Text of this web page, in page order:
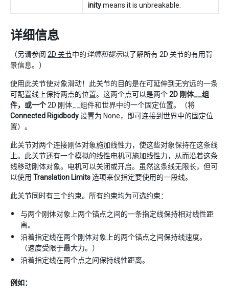
initymeans it is unbreakable.
详细信息
（另请参阅 2D 关节中的详情和提示以了解所有 2D 关节的有用背
景信息。）
使用此关节使对象滑动！此关节的目的是在可延伸到无穷远的一条
可配置线上保持两点的位置。这两个点可以是两个2D 刚体__组
件，或一个2D 刚体__组件和世界中的一个固定位置。（将
Connected Rigidbody设置为 None，即可连接到世界中的固定位
置）。
此关节对两个连接刚体对象施加线性力，使这些对象保持在这条线
上。此关节还有一个模拟的线性电机可施加线性力，从而沿着这条
线移动刚体对象。电机可以关闭或开启。虽然这条线无限长，但可
以使用 Translation Limits选项来仅指定要使用的一段线。
此关节同时有三个约束。所有约束均为可选约束：
与两个刚体对象上两个锚点之间的一条指定线保持相对线性距
离。
沿着指定线在两个刚体对象上的两个锚点之间保持线速度。
（速度受限于最大力。）
沿着指定线在两个点之间保持线性距离。
例如：